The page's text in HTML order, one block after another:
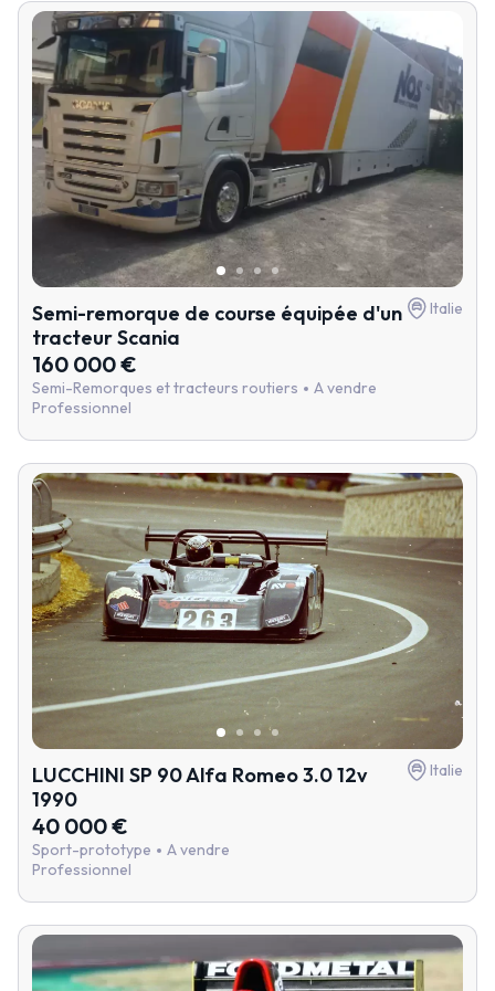
Semi-remorque de course équipée d'un
tracteur Scania
Italie
160 000 €
Semi-Remorques et tracteurs routiers
A vendre
Professionnel
LUCCHINI SP 90 Alfa Romeo 3.0 12v
1990
Italie
40 000 €
Sport-prototype
A vendre
Professionnel